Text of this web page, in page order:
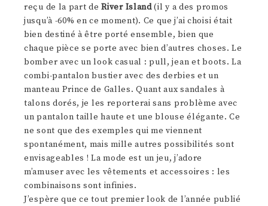
reçu de la part deRiver Island(il y a des promos
jusqu’à -60% en ce moment). Ce que j’ai choisi était
bien destiné à être porté ensemble, bien que
chaque pièce se porte avec bien d’autres choses. Le
bomber avec un look casual : pull, jean et boots. La
combi-pantalon bustier avec des derbies et un
manteau Prince de Galles. Quant aux sandales à
talons dorés, je les reporterai sans problème avec
un pantalon taille haute et une blouse élégante. Ce
ne sont que des exemples qui me viennent
spontanément, mais mille autres possibilités sont
envisageables ! La mode est un jeu, j’adore
m’amuser avec les vêtements et accessoires : les
combinaisons sont infinies.
J’espère que ce tout premier look de l’année publié